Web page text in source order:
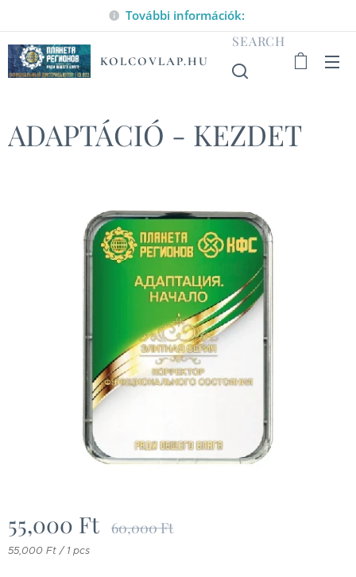
További információk:
KOLCOVLAP.HU
SEARCH
ADAPTÁCIÓ - KEZDET
55,000 Ft 60,000Ft
55,000 Ft / 1 pcs